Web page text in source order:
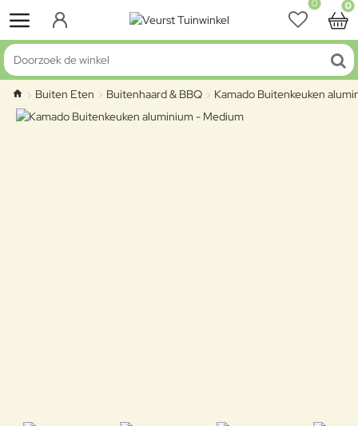
0 0
Doorzoek de winkel
home
Buiten Eten Buitenhaard & BBQ Kamado Buitenkeuken